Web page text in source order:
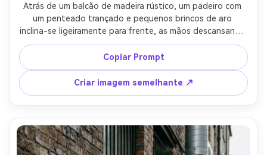
Atrás de um balcão de madeira rústico, um padeiro com
um penteado trançado e pequenos brincos de aro
inclina-se ligeiramente para frente, as mãos descansando
na borda do balcão, croissants em primeiro plano de foco
suave, luz de janela suave com borda sutil, Sony A7R V
50mm f/1.2, close-ups de luz natural 4:5, tom acolhedor,
grão de filme, altos detalhes e sombras realistas-AR 4:5
Copiar Prompt
Criar imagem semelhante ↗